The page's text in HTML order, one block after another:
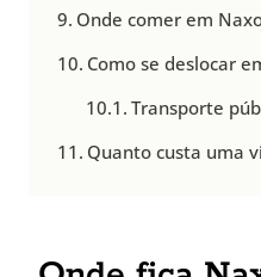
Onde comer em
Como se deslocar
Transporte
Quanto custa uma